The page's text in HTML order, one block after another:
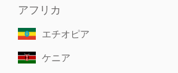
アフリカ
エチオピア
ケニア